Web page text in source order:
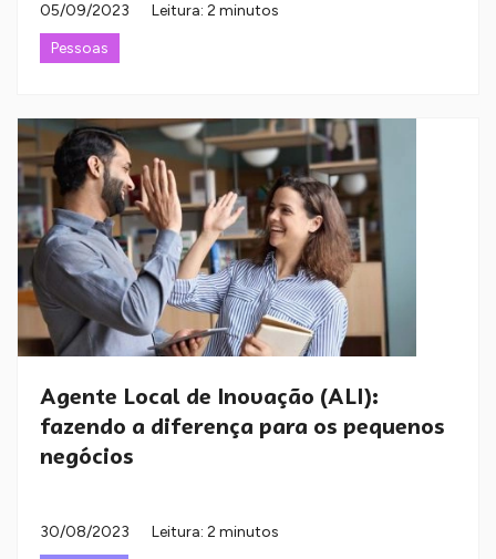
05/09/2023
Leitura: 2 minutos
Pessoas
Agente Local de Inovação (ALI):
fazendo a diferença para os pequenos
negócios
30/08/2023
Leitura: 2 minutos